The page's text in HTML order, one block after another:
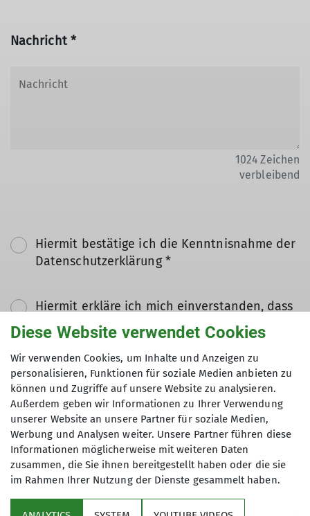
Nachricht *
1024 Zeichen
verbleibend
Hiermit bestätige ich die Kenntnisnahme der
Datenschutzerklärung *
Hiermit erkläre ich mich einverstanden, dass
meine in das Kontaktformular eingegebenen
Daten elektronisch gesichert und zum Zweck
der Kontaktaufnahme verarbeitet und
genutzt werden. Mir ist bekannt, dass ich
meine Einwilligung jederzeit wiederrufen
kann. *
Mit (*) markierte Felder
sind Pflichtfelder
Absenden
Diese Website verwendet Cookies
Wir verwenden Cookies, um Inhalte und Anzeigen zu
personalisieren, Funktionen für soziale Medien anbieten zu
können und Zugriffe auf unsere Website zu analysieren.
Außerdem geben wir Informationen zu Ihrer Verwendung
unserer Website an unsere Partner für soziale Medien,
Werbung und Analysen weiter. Unsere Partner führen diese
Informationen möglicherweise mit weiteren Daten
zusammen, die Sie ihnen bereitgestellt haben oder die sie
im Rahmen Ihrer Nutzung der Dienste gesammelt haben.